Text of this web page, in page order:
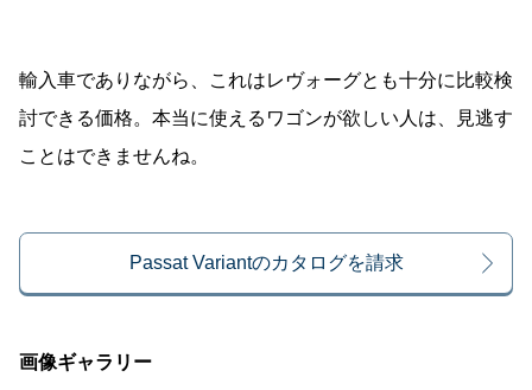
輸入車でありながら、これはレヴォーグとも十分に比較検
討できる価格。本当に使えるワゴンが欲しい人は、見逃す
ことはできませんね。
Passat Variantのカタログを請求
画像ギャラリー